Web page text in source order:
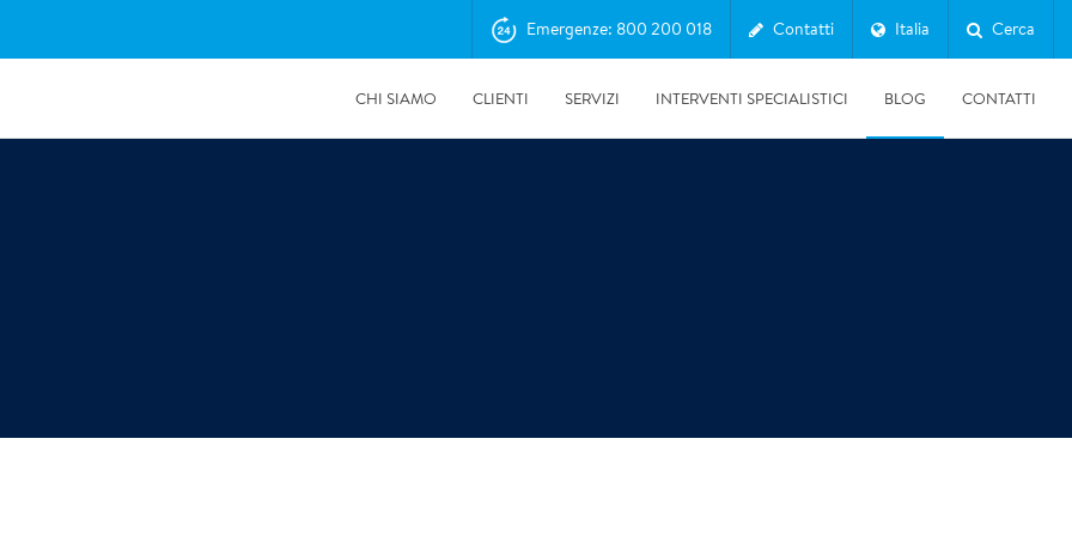
Emergenze: 800 200 018 Contatti Italia Cerca
CHI SIAMO CLIENTI SERVIZI INTERVENTI SPECIALISTICI BLOG CONTATTI